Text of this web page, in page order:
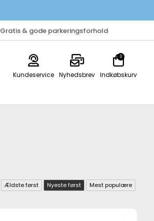
Gratis & gode parkeringsforhold
Kundeservice Nyhedsbrev Indkøbskurv
0
Ældste først Nyeste først Mest populære